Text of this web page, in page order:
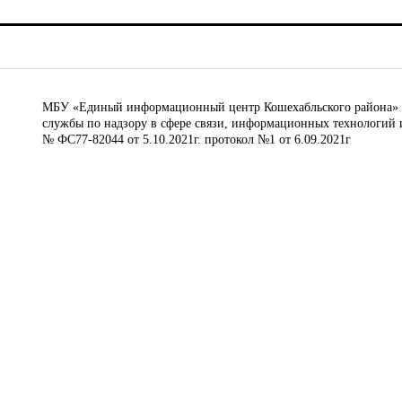
МБУ «Единый информационный центр Кошехабльского района»
службы по надзору в сфере связи, информационных
№ ФС77-82044 от 5.10.2021г. протокол №1 от 6.09.2021г